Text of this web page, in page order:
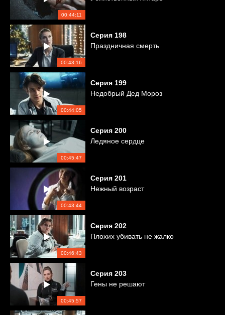
00:44:11
00:43:16
Серия 198
Праздничная смерть
00:44:05
Серия 199
Недобрый Дед Мороз
00:45:47
Серия 200
Ледяное сердце
00:43:44
Серия 201
Нежный возраст
00:46:43
Серия 202
Плохих убивать не жалко
00:45:57
Серия 203
Гены не решают